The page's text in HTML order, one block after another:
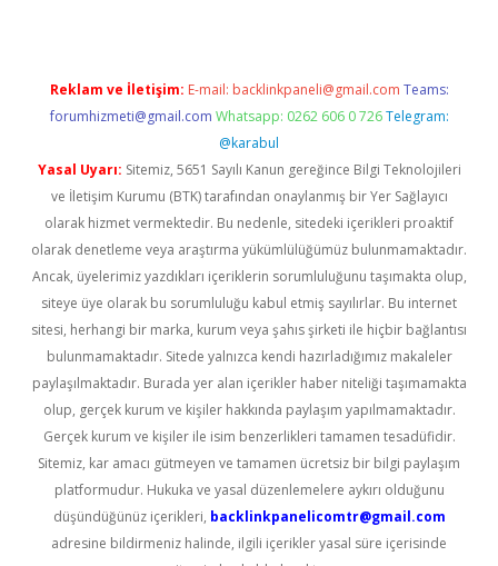
Reklam ve İletişim: E-mail: backlinkpaneli@gmail.com Teams:
forumhizmeti@gmail.com Whatsapp: 0262 606 0 726 Telegram:
@karabul
Yasal Uyarı: Sitemiz, 5651 Sayılı Kanun gereğince Bilgi Teknolojileri
ve İletişim Kurumu (BTK) tarafından onaylanmış bir Yer Sağlayıcı
olarak hizmet vermektedir. Bu nedenle, sitedeki içerikleri proaktif
olarak denetleme veya araştırma yükümlülüğümüz bulunmamaktadır.
Ancak, üyelerimiz yazdıkları içeriklerin sorumluluğunu taşımakta olup,
siteye üye olarak bu sorumluluğu kabul etmiş sayılırlar. Bu internet
sitesi, herhangi bir marka, kurum veya şahıs şirketi ile hiçbir bağlantısı
bulunmamaktadır. Sitede yalnızca kendi hazırladığımız makaleler
paylaşılmaktadır. Burada yer alan içerikler haber niteliği taşımamakta
olup, gerçek kurum ve kişiler hakkında paylaşım yapılmamaktadır.
Gerçek kurum ve kişiler ile isim benzerlikleri tamamen tesadüfidir.
Sitemiz, kar amacı gütmeyen ve tamamen ücretsiz bir bilgi paylaşım
platformudur. Hukuka ve yasal düzenlemelere aykırı olduğunu
düşündüğünüz içerikleri, backlinkpanelicomtr@gmail.com
adresine bildirmeniz halinde, ilgili içerikler yasal süre içerisinde